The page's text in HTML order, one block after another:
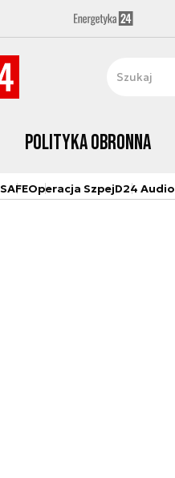
Polityka obronna
SAFEOperacja SzpejD24 Audio